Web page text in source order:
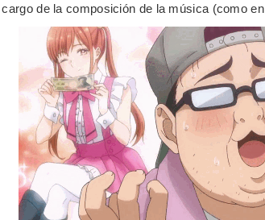
de la composición de la música (como en